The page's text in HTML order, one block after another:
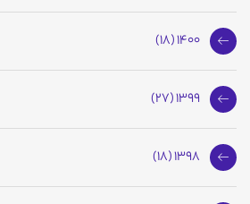
1400 (18)
1399 (27)
1398 (18)